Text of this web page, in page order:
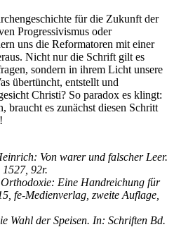
für die Zukunft der
Progressivismus oder
uns die Reformatoren mit einer
Nicht nur die Schrift gilt es
sondern in ihrem Licht unsere
übertüncht, entstellt und
Christi? So paradox es klingt:
braucht es zunächst diesen Schritt
Von warer und falscher Leer.
92r.
Eine Handreichung für
fe-Medienverlag, zweite Auflage,
Wahl der Speisen. In: Schriften Bd.